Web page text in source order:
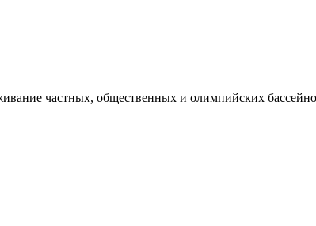
частных, общественных и олимпийских